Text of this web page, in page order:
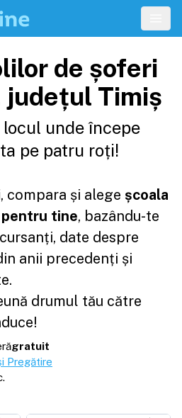
de șoferi
județul Timiș
unde începe
pe patru roți!
compara și alege școala
tine, bazându-te
date despre
anii precedenți și
drumul tău către
gratuit
Pregătire